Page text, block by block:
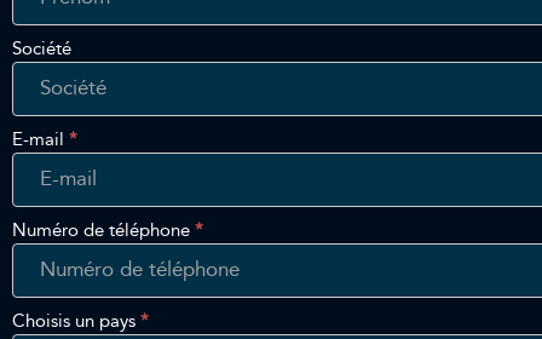
Touch
Société
E-mail *
Numéro de téléphone *
Choisis un pays *